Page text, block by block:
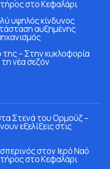
στο Κεφαλάρι
υψηλός κίνδυνος
αυξημένης
της – Στην κυκλοφορία
τη νέα σεζόν
Στενά του Ορμούζ –
εξελίξεις στις
στον Ιερό Ναό
στο Κεφαλάρι